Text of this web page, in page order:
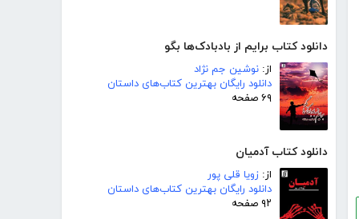
دانلود کتاب برایم از بادبادک‌ها بگو
از: نوشین جم نژاد
دانلود رایگان بهترین کتاب‌های داستان
۶۹ صفحه
دانلود کتاب آدمیان
از: زویا قلی پور
دانلود رایگان بهترین کتاب‌های داستان
۹۲ صفحه